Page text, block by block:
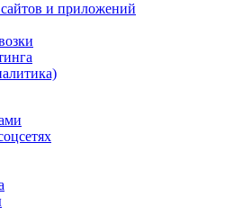
и приложений